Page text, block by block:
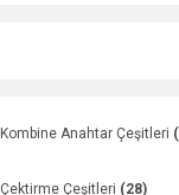
Kombine Anahtar Çeşitleri
Çektirme Çeşitleri (28)